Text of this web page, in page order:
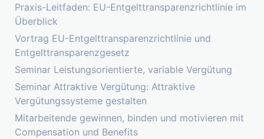
Praxis-Leitfaden: EU-Entgelttransparenzrichtlinie im
Überblick
Vortrag EU-Entgelttransparenzrichtlinie und
Entgelttransparenzgesetz
Seminar Leistungsorientierte, variable Vergütung
Seminar Attraktive Vergütung: Attraktive
Vergütungssysteme gestalten
Mitarbeitende gewinnen, binden und motivieren mit
Compensation und Benefits